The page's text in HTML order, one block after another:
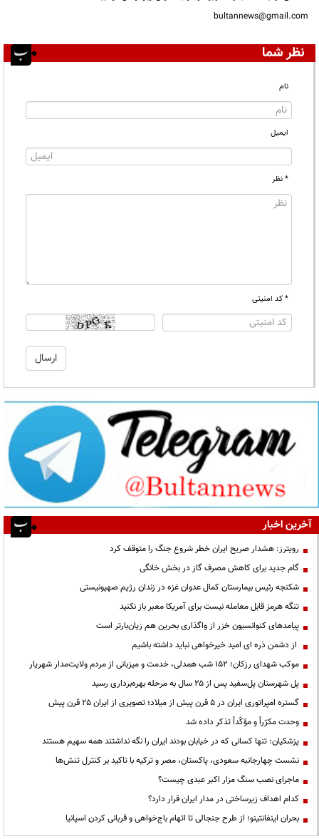
bultannews@gmail.com
نظر شما
نام
ایمیل
* نظر
* کد امنیتی
آخرین اخبار
رویترز: هشدار صریح ایران خطر شروع جنگ را متوقف کرد
گام جدید برای کاهش مصرف گاز در بخش خانگی
شکنجه رئیس بیمارستان کمال عدوان غزه در زندان رژیم صهیونیستی
تنگه هرمز قابل معامله نیست برای آمریکا معبر باز نکنید
پیامدهای کنوانسیون خزر از واگذاری بحرین هم زیان‌بارتر است
از دشمن ذره ای امید خیرخواهی نباید داشته باشیم
موکب شهدای رزکان؛ ۱۵۲ شب همدلی، خدمت و میزبانی از مردم ولایت‌مدار شهریار
پل شهرستان پل‌سفید پس از ۲۵ سال به مرحله بهره‌برداری رسید
گستره امپراتوری ایران در ۵ قرن پیش از میلاد؛ تصویری از ایران ۲۵ قرن پیش
وحدت مکرّراً و مؤکّداً تذکر داده شد
پزشکیان: تنها کسانی که در خیابان بودند ایران را نگه نداشتند همه سهیم هستند
نشست چهارجانبه سعودی، پاکستان، مصر و ترکیه با تاکید بر کنترل تنش‌ها
ماجرای نصب سنگ مزار اکبر عبدی چیست؟
کدام اهداف زیرساختی در مدار ایران قرار دارد؟
بحران اینفانتینو؛ از طرح جنجالی تا اتهام باج‌خواهی و قربانی کردن اسپانیا